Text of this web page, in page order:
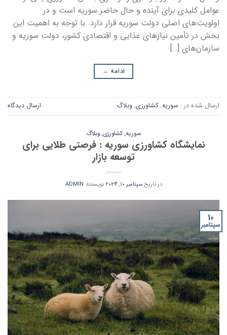
عوامل کلیدی برای آینده و حال حاضر سوریه است و در
اولویت‌های اصلی دولت سوریه قرار دارد. با توجه به اهمیت این
بخش در تأمین نیازهای غذایی و اقتصادی کشور، دولت سوریه و
سازمان‌های […]
ادامه →
ارسال شده در : سوریه, کشاورزی, وبلاگ ارسال دیدگاه
سوریه,کشاورزی,وبلاگ
نمایشگاه کشاورزی سوریه : فرصتی طلایی برای
توسعه بازار
در تاریخسپتامبر 10, 2024 نویسنده: ADMIN
10
سپتامبر